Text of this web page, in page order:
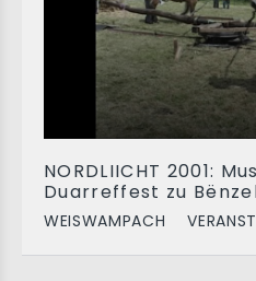
NORDLIICHT 2001:
Duarreffest zu
WEISWAMPACH